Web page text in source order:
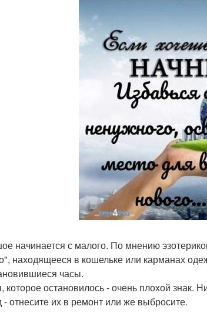
начинается с малого. По мнению
находящееся в кошельке или карманах
часы.
которое остановилось - очень плохой знак.
отнесите их в ремонт или же выбросите.